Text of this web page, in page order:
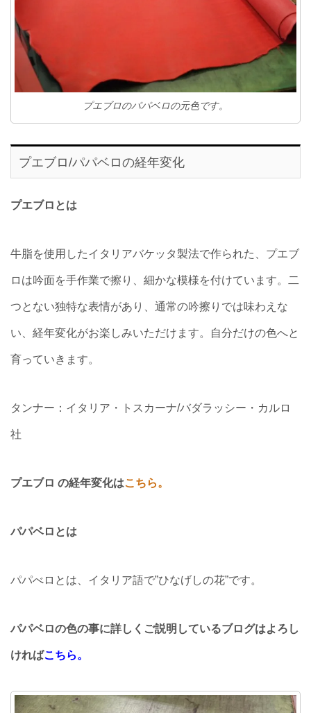
プエブロのパパベロの元色です。
プエブロ/パパベロの経年変化
プエブロとは
牛脂を使用したイタリアバケッタ製法で作られた、プエブ
ロは吟面を手作業で擦り、細かな模様を付けています。二
つとない独特な表情があり、通常の吟擦りでは味わえな
い、経年変化がお楽しみいただけます。自分だけの色へと
育っていきます。
タンナー：イタリア・トスカーナ/バダラッシー・カルロ
社
プエブロ の経年変化はこちら。
パパベロとは
パパべロとは、イタリア語で”ひなげしの花”です。
パパベロの色の事に詳しくご説明しているブログはよろし
ければこちら。